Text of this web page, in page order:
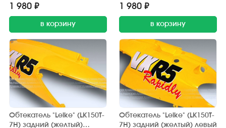
правый
1 980 ₽
в корзину
левый
1 980 ₽
в корзину
Обтекатель "Leike" (LK150T-
7H) задний (желтый)
Обтекатель "Leike" (LK150T-
7H) задний (желтый) левый